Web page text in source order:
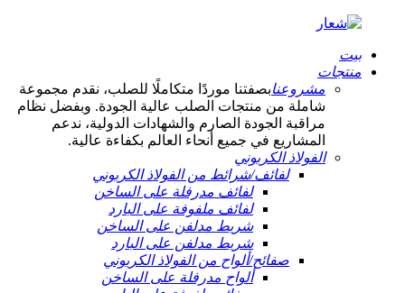
بيت
منتجات
مشروعنابصفتنا موردًا متكاملًا للصلب، نقدم مجموعة
شاملة من منتجات الصلب عالية الجودة. وبفضل نظام
مراقبة الجودة الصارم والشهادات الدولية، ندعم
المشاريع في جميع أنحاء العالم بكفاءة عالية.
الفولاذ الكربوني
لفائف/شرائط من الفولاذ الكربوني
لفائف مدرفلة على الساخن
لفائف ملفوفة على البارد
شريط مدلفن على الساخن
شريط مدلفن على البارد
صفائح/ألواح من الفولاذ الكربوني
ألواح مدرفلة على الساخن